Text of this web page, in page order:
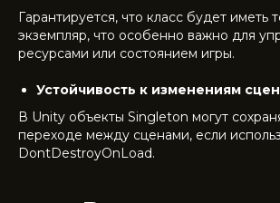
Гарантируется, что класс будет иметь
экземпляр, что особенно важно для
ресурсами или состоянием игры.
Устойчивость к изменениям
В Unity объекты Singleton могут
переходе между сценами, если
DontDestroyOnLoad.